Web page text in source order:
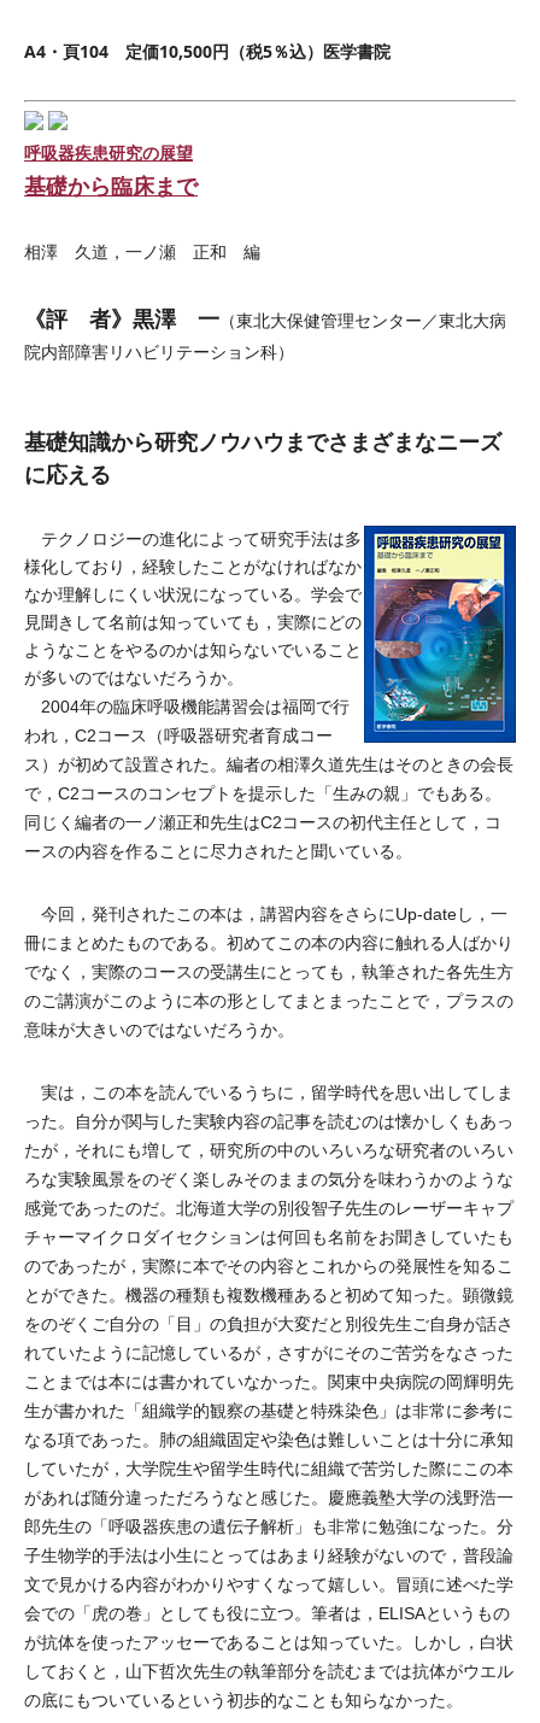
A4・頁104 定価10,500円（税5％込）医学書院
呼吸器疾患研究の展望
基礎から臨床まで
相澤 久道，一ノ瀬 正和 編
《評 者》黒澤 一 （東北大保健管理センター／東北大病
院内部障害リハビリテーション科）
基礎知識から研究ノウハウまでさまざまなニーズ
に応える
テクノロジーの進化によって研究手法は多
様化しており，経験したことがなければなか
なか理解しにくい状況になっている。学会で
見聞きして名前は知っていても，実際にどの
ようなことをやるのかは知らないでいること
が多いのではないだろうか。
2004年の臨床呼吸機能講習会は福岡で行
われ，C2コース（呼吸器研究者育成コー
ス）が初めて設置された。編者の相澤久道先生はそのときの会長
で，C2コースのコンセプトを提示した「生みの親」でもある。
同じく編者の一ノ瀬正和先生はC2コースの初代主任として，コ
ースの内容を作ることに尽力されたと聞いている。
今回，発刊されたこの本は，講習内容をさらにUp-dateし，一
冊にまとめたものである。初めてこの本の内容に触れる人ばかり
でなく，実際のコースの受講生にとっても，執筆された各先生方
のご講演がこのように本の形としてまとまったことで，プラスの
意味が大きいのではないだろうか。
実は，この本を読んでいるうちに，留学時代を思い出してしま
った。自分が関与した実験内容の記事を読むのは懐かしくもあっ
たが，それにも増して，研究所の中のいろいろな研究者のいろい
ろな実験風景をのぞく楽しみそのままの気分を味わうかのような
感覚であったのだ。北海道大学の別役智子先生のレーザーキャプ
チャーマイクロダイセクションは何回も名前をお聞きしていたも
のであったが，実際に本でその内容とこれからの発展性を知るこ
とができた。機器の種類も複数機種あると初めて知った。顕微鏡
をのぞくご自分の「目」の負担が大変だと別役先生ご自身が話さ
れていたように記憶しているが，さすがにそのご苦労をなさった
ことまでは本には書かれていなかった。関東中央病院の岡輝明先
生が書かれた「組織学的観察の基礎と特殊染色」は非常に参考に
なる項であった。肺の組織固定や染色は難しいことは十分に承知
していたが，大学院生や留学生時代に組織で苦労した際にこの本
があれば随分違っただろうなと感じた。慶應義塾大学の浅野浩一
郎先生の「呼吸器疾患の遺伝子解析」も非常に勉強になった。分
子生物学的手法は小生にとってはあまり経験がないので，普段論
文で見かける内容がわかりやすくなって嬉しい。冒頭に述べた学
会での「虎の巻」としても役に立つ。筆者は，ELISAというもの
が抗体を使ったアッセーであることは知っていた。しかし，白状
しておくと，山下哲次先生の執筆部分を読むまでは抗体がウエル
の底にもついているという初歩的なことも知らなかった。